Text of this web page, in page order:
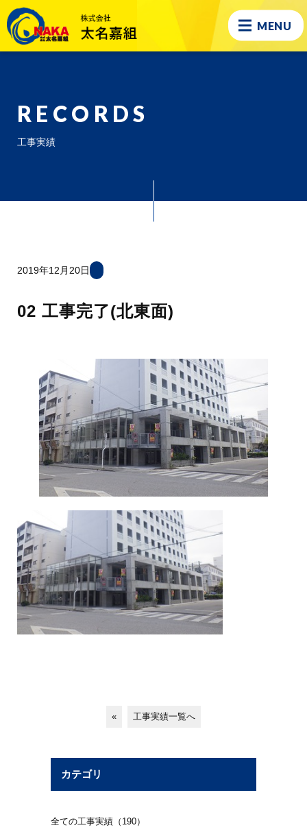
MENU
RECORDS
工事実績
2019年12月20日
02 工事完了(北東面)
« 工事実績一覧へ
カテゴリ
全ての工事実績（190）